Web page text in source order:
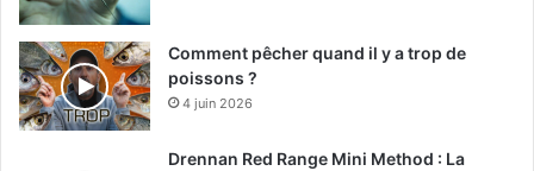
Comment pêcher quand il y a trop de
poissons ?
4 juin 2026
Drennan Red Range Mini Method : La